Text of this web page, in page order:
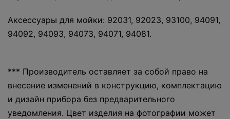
Аксессуары для мойки: 92031, 92023, 93100, 94091,
94092, 94093, 94073, 94071, 94081.
*** Производитель оставляет за собой право на
внесение изменений в конструкцию, комплектацию
и дизайн прибора без предварительного
уведомления. Цвет изделия на фотографии может